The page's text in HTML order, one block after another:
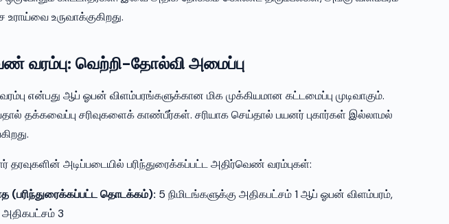
உராய்வை உருவாக்குகிறது.
வரம்பு: வெற்றி-தோல்வி அமைப்பு
என்பது ஆப் ஓபன் விளம்பரங்களுக்கான மிக முக்கியமான கட்டமைப்பு முடிவாகும்.
தக்கவைப்பு சரிவுகளைக் காண்பீர்கள். சரியாக செய்தால் பயனர் புகார்கள் இல்லாமல்
தரவுகளின் அடிப்படையில் பரிந்துரைக்கப்பட்ட அதிர்வெண் வரம்புகள்:
(பரிந்துரைக்கப்பட்ட தொடக்கம்): 5 நிமிடங்களுக்கு அதிகபட்சம் 1 ஆப் ஓபன் விளம்பரம்,
அதிகபட்சம் 3